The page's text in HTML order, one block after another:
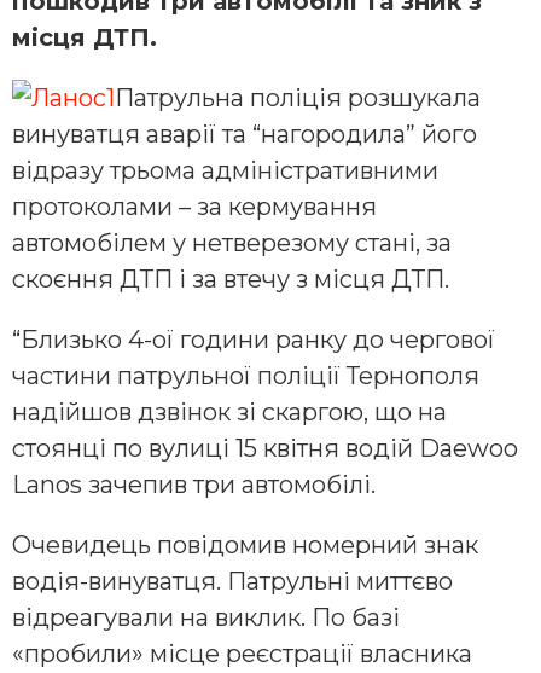
місця ДТП.
Патрульна поліція розшукала
винуватця аварії та “нагородила” його
відразу трьома адміністративними
протоколами – за кермування
автомобілем у нетверезому стані, за
скоєння ДТП і за втечу з місця ДТП.
“Близько 4-ої години ранку до чергової
частини патрульної поліції Тернополя
надійшов дзвінок зі скаргою, що на
стоянці по вулиці 15 квітня водій Daewoo
Lanos зачепив три автомобілі.
Очевидець повідомив номерний знак
водія-винуватця. Патрульні миттєво
відреагували на виклик. По базі
«пробили» місце реєстрації власника